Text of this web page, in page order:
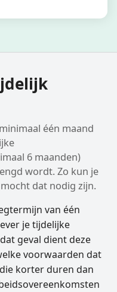
één maand
6 maanden)
wordt. Zo kun je
dat nodig zijn.
van één
je tijdelijke
geval dient deze
voorwaarden dat
korter duren dan